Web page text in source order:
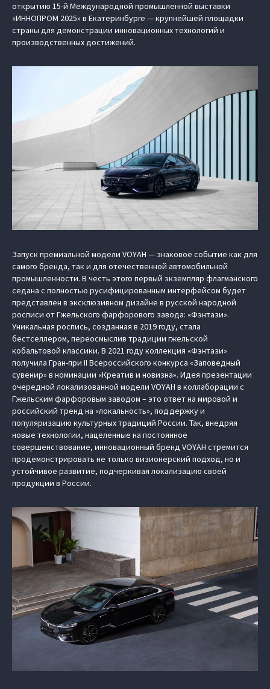
открытию 15-й Международной промышленной выставки
«ИННОПРОМ 2025» в Екатеринбурге — крупнейшей площадки
страны для демонстрации инновационных технологий и
производственных достижений.
Запуск премиальной модели VOYAH — знаковое событие как для
самого бренда, так и для отечественной автомобильной
промышленности. В честь этого первый экземпляр флагманского
седана с полностью русифицированным интерфейсом будет
представлен в эксклюзивном дизайне в русской народной
росписи от Гжельского фарфорового завода: «Фэнтази».
Уникальная роспись, созданная в 2019 году, стала
бестселлером, переосмыслив традиции гжельской
кобальтовой классики. В 2021 году коллекция «Фэнтази»
получила Гран-при II Всероссийского конкурса «Заповедный
сувенир» в номинации «Креатив и новизна». Идея презентации
очередной локализованной модели VOYAH в коллаборации с
Гжельским фарфоровым заводом – это ответ на мировой и
российский тренд на «локальность», поддержку и
популяризацию культурных традиций России. Так, внедряя
новые технологии, нацеленные на постоянное
совершенствование, инновационный бренд VOYAH стремится
продемонстрировать не только визионерский подход, но и
устойчивое развитие, подчеркивая локализацию своей
продукции в России.